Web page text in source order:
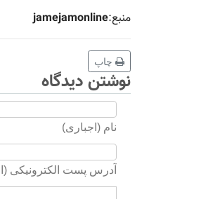
منبع:jamejamonline
چاپ
نوشتن دیدگاه
نام (اجباری)
آدرس پست الکترونیکی